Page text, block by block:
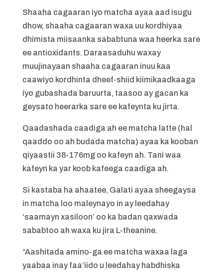
Shaaha cagaaran iyo matcha ayaa aad isugu
dhow, shaaha cagaaran waxa uu kordhiyaa
dhimista miisaanka sababtuna waa heerka sare
ee antioxidants. Daraasaduhu waxay
muujinayaan shaaha cagaaran inuu kaa
caawiyo kordhinta dheef-shiid kiimikaadkaaga
iyo gubashada baruurta, taasoo ay gacan ka
geysato heerarka sare ee kafeynta ku jirta.
Qaadashada caadiga ah ee matcha latte (hal
qaaddo oo ah budada matcha) ayaa ka kooban
qiyaastii 38-176mg oo kafeyn ah. Tani waa
kafeyn ka yar koob kafeega caadiga ah.
Si kastaba ha ahaatee, Galati ayaa sheegaysa
in matcha loo maleynayo in ay leedahay
‘saamayn xasiloon’ oo ka badan qaxwada
sababtoo ah waxa ku jira L-theanine.
“Aashitada amino-ga ee matcha waxaa laga
yaabaa inay faa’iido u leedahay habdhiska